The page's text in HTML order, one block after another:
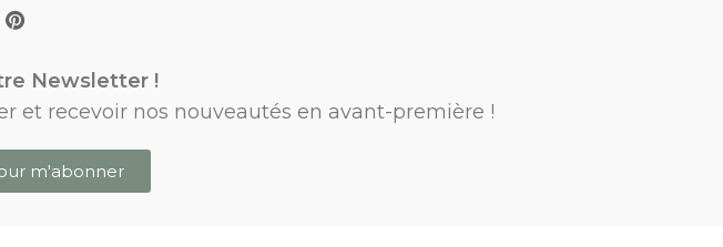
Newsletter !
et recevoir nos nouveautés en avant-première !
m'abonner